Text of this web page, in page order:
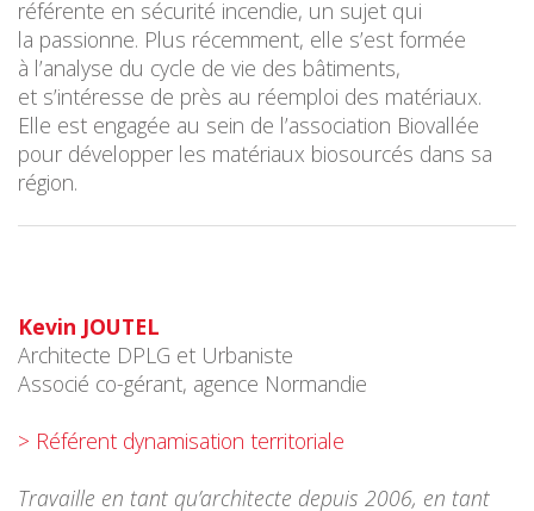
référente en sécurité incendie, un sujet qui
la passionne. Plus récemment, elle s’est formée
à l’analyse du cycle de vie des bâtiments,
et s’intéresse de près au réemploi des matériaux.
Elle est engagée au sein de l’association Biovallée
pour développer les matériaux biosourcés dans sa
région.
Kevin JOUTEL
Architecte DPLG et Urbaniste
Associé co-gérant, agence Normandie
> Référent dynamisation territoriale
Travaille en tant qu’architecte depuis 2006, en tant